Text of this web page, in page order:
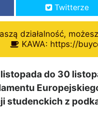
Twitterze
działalność,
KAWA: https://
listopada do 30
studenckich z